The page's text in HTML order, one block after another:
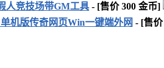
人竞技场带GM工具- [售价300金币]
机版传奇网页Win一键端外网 - [售价